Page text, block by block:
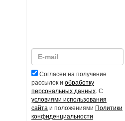
Согласен на получение
рассылок и обработку
персональных данных. С
условиями использования
сайта и положениями Политики
конфиденциальности